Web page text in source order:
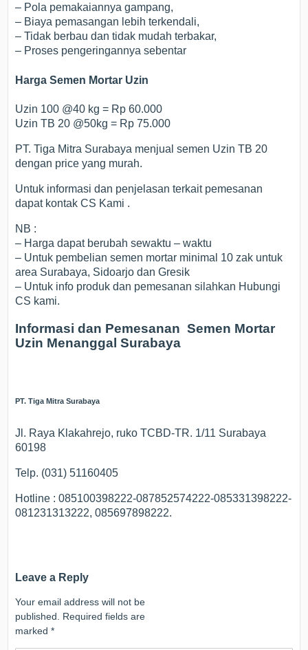
– Pola pemakaiannya gampang,
– Biaya pemasangan lebih terkendali,
– Tidak berbau dan tidak mudah terbakar,
– Proses pengeringannya sebentar
Harga Semen Mortar Uzin
Uzin 100 @40 kg = Rp 60.000
Uzin TB 20 @50kg = Rp 75.000
PT. Tiga Mitra Surabaya menjual semen Uzin TB 20
dengan price yang murah.
Untuk informasi dan penjelasan terkait pemesanan
dapat kontak CS Kami .
NB :
– Harga dapat berubah sewaktu – waktu
– Untuk pembelian semen mortar minimal 10 zak untuk
area Surabaya, Sidoarjo dan Gresik
– Untuk info produk dan pemesanan silahkan Hubungi
CS kami.
Informasi dan Pemesanan Semen Mortar
Uzin Menanggal Surabaya
PT. Tiga Mitra Surabaya
Jl. Raya Klakahrejo, ruko TCBD-TR. 1/11 Surabaya
60198
Telp. (031) 51160405
Hotline : 085100398222-087852574222-085331398222-
081231313222, 085697898222.
Leave a Reply
Your email address will not be
published. Required fields are
marked*